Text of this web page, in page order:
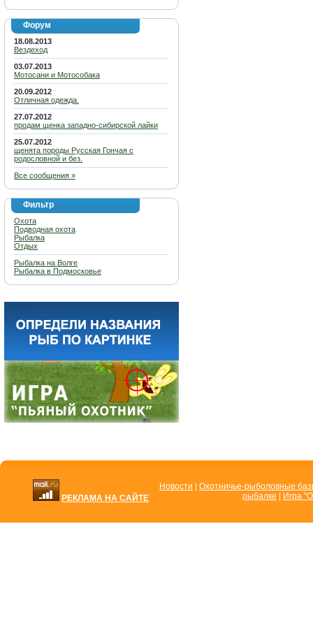
Форум
18.08.2013
Вездеход
03.07.2013
Мотосани и Мотособака
20.09.2012
Отличная одежда.
27.07.2012
продам щенка западно-сибирской лайки
25.07.2012
щенята породы Русская Гончая с
родословной и без.
Все сообщения »
Фильтр
Охота
Подводная охота
Рыбалка
Отдых
Рыбалка на Волге
Рыбалка в Подмосковье
РЕКЛАМА НА САЙТЕ
Новости
Охотничье-рыболовные
рыбалке
Игра